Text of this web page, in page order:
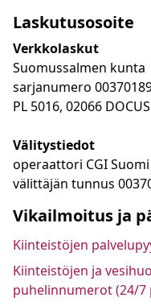
Laskutusosoite
Verkkolaskut
Suomussalmen kunta
sarjanumero
PL 5016, 02066
Välitystiedot
operaattori CGI Suomi
välittäjän tunnus
Vikailmoitus ja
Kiinteistöjen
Kiinteistöjen ja
puhelinnumerot (24/7